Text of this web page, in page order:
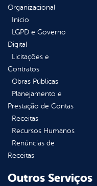
Organizacional
Inicio
LGPD e Governo
Digital
Licitações e
Contratos
Obras Públicas
Planejamento e
Prestação de Contas
Receitas
Recursos Humanos
Renúncias de
Receitas
Outros Serviços